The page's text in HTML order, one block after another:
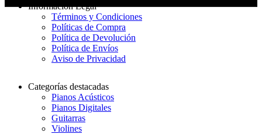
Información Legal
Términos y Condiciones
Políticas de Compra
Política de Devolución
Política de Envíos
Aviso de Privacidad
Categorías destacadas
Pianos Acústicos
Pianos Digitales
Guitarras
Violines